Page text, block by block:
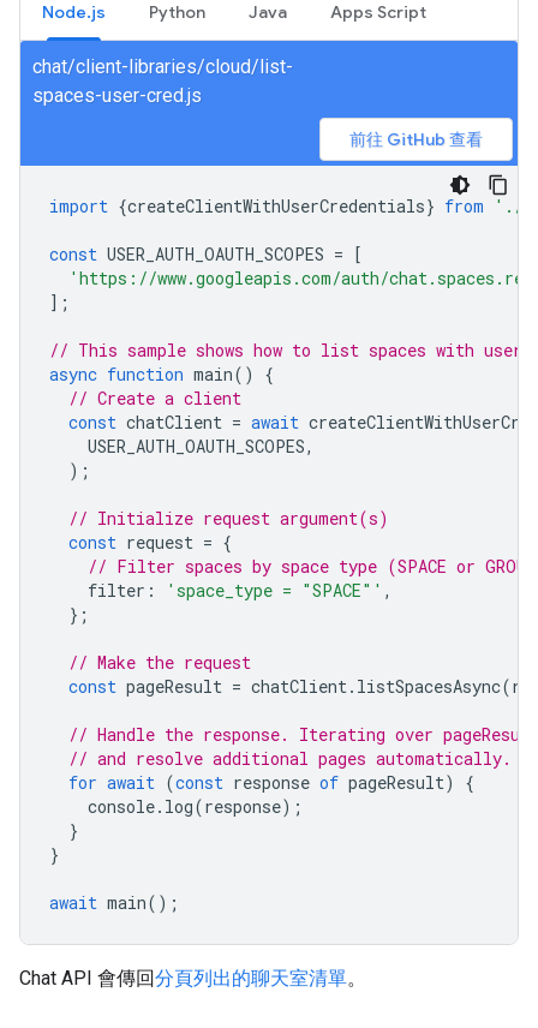
Node.js Python Java Apps Script
chat/client-libraries/cloud/list-
spaces-user-cred.js
前往 GitHub 查看
import {createClientWithUserCredentials} from './
const USER_AUTH_OAUTH_SCOPES = [
'https://www.googleapis.com/auth/
];
// This sample shows how to list spaces with user
async function main()
{
// Create a client
const chatClient = await
USER_AUTH_OAUTH_SCOPES,
);
// Initialize request argument(s)
const request = {
// Filter spaces by space type (SPACE or
filter : 'space_type = "SPACE"' ,
};
// Make the request
const pageResult = chatClient. listSpacesAsync(
// Handle the response. Iterating over
// and resolve additional pages automatically.
for await (const response of pageResult)
{
console. log(response);
}
}
await main();
Chat API 會傳回分頁列出的聊天室清單。